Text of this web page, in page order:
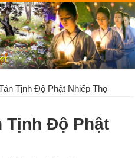
Tịnh Ðộ Phật Nhiếp Thọ
Tịnh Ðộ Phật